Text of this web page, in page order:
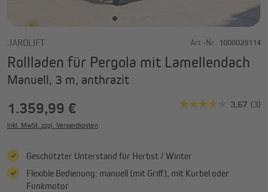
JAROLIFT Art.-Nr.: 1000028114
Rollladen für Pergola mit Lamellendach
Manuell, 3 m, anthrazit
1.359,99 €
Inkl. MwSt. zzgl. Versandkosten
Geschützter Unterstand für Herbst / Winter
Flexible Bedienung: manuell (mit Griff), mit Kurbel oder
Funkmotor